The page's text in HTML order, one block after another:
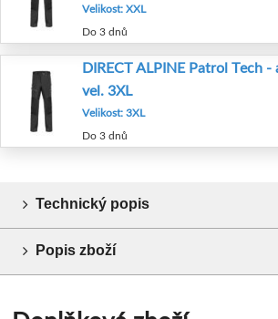
Velikost: XXL
Do 3 dnů
DIRECT ALPINE Patrol Tech
vel. 3XL
Velikost: 3XL
Do 3 dnů
Technický popis
Popis zboží